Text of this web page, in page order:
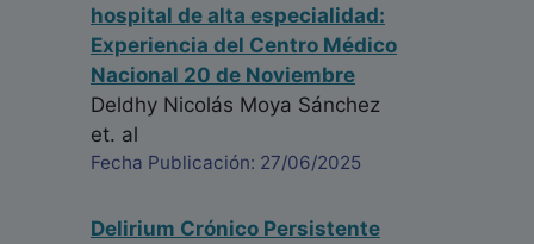
hospital de alta especialidad:
Experiencia del Centro Médico
Nacional 20 de Noviembre
Deldhy Nicolás Moya Sánchez
et. al
Fecha Publicación: 27/06/2025
Delirium Crónico Persistente